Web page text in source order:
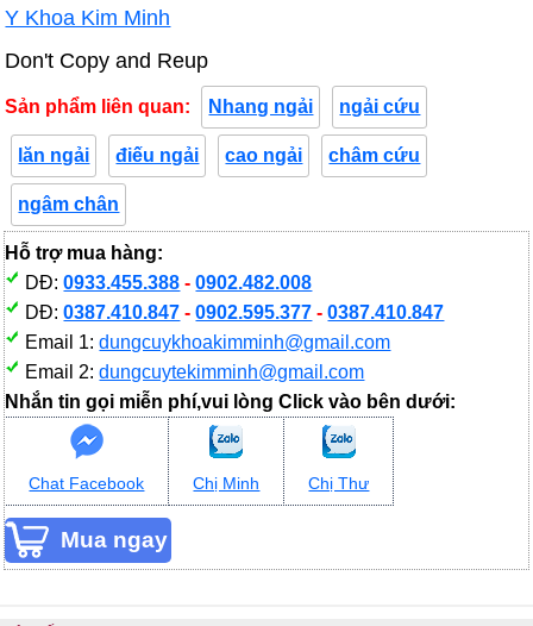
Y Khoa Kim Minh
Don't Copy and Reup
Sản phẩm liên quan: Nhang ngải ngải cứu
lăn ngải điếu ngải cao ngải châm cứu
ngâm chân
Hỗ trợ mua hàng:
DĐ:0933.455.388 -0902.482.008
DĐ:0387.410.847 -0902.595.377 -0387.410.847
Email 1:dungcuykhoakimminh@gmail.com
Email 2:dungcuytekimminh@gmail.com
Nhắn tin gọi miễn phí,vui lòng Click vào bên dưới:
Chat Facebook Chị Minh Chị Thư